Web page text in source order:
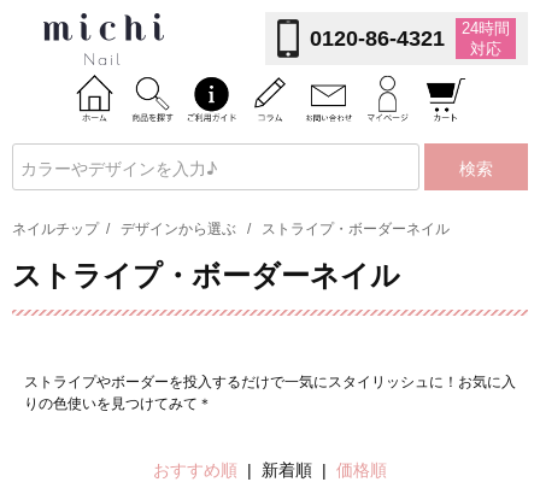
0120-86-4321
24時間
対応
検索
ネイルチップ / デザインから選ぶ / ストライプ・ボーダーネイル
ストライプ・ボーダーネイル
ストライプやボーダーを投入するだけで一気にスタイリッシュに！お気に入
りの色使いを見つけてみて＊
おすすめ順 | 新着順 | 価格順